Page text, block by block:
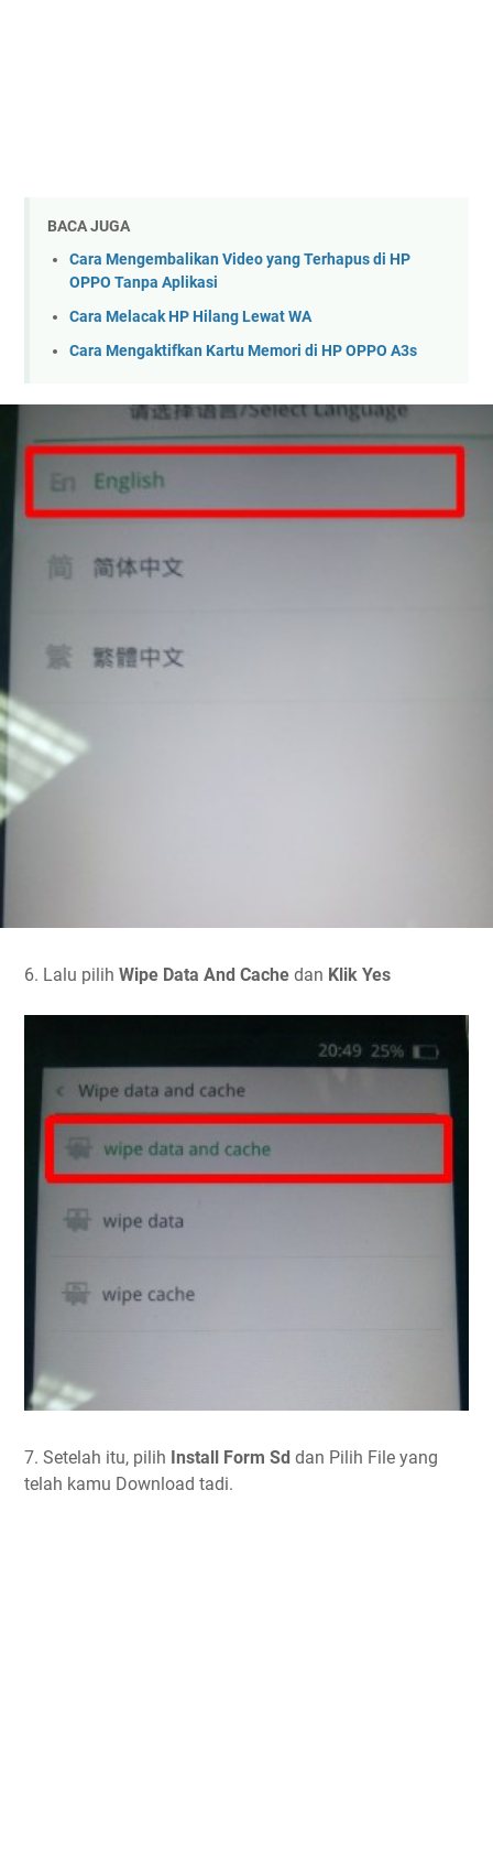
BACA JUGA
Cara Mengembalikan Video yang Terhapus di HP
OPPO Tanpa Aplikasi
Cara Melacak HP Hilang Lewat WA
Cara Mengaktifkan Kartu Memori di HP OPPO A3s
6. Lalu pilih Wipe Data And Cache dan Klik Yes
7. Setelah itu, pilih Install Form Sd dan Pilih File yang
telah kamu Download tadi.